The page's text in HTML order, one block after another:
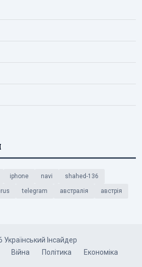
iphone navi shahed-136
telegram австралія австрія
Інсайдер
Війна Політика Економіка